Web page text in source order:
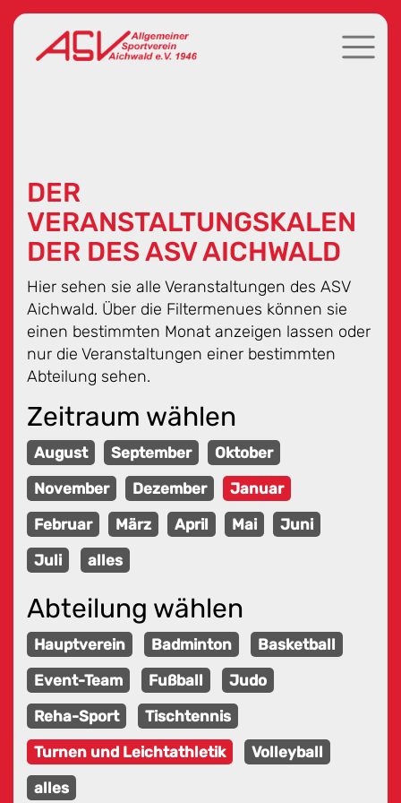
DER
VERANSTALTUNGSKALEN
DER DES ASV AICHWALD
Hier sehen sie alle Veranstaltungen des ASV
Aichwald. Über die Filtermenues können sie
einen bestimmten Monat anzeigen lassen oder
nur die Veranstaltungen einer bestimmten
Abteilung sehen.
Zeitraum wählen
August September
Oktober
November
Dezember
Januar
Februar
März April Mai
Juni
Juli
alles
Abteilung wählen
Hauptverein Badminton
Basketball
Event-Team
Fußball
Judo
Reha-Sport
Tischtennis
Turnen und Leichtathletik
Volleyball
alles